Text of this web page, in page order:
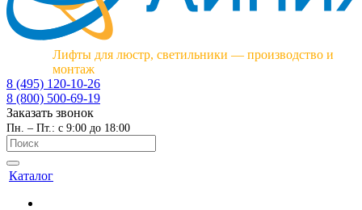
Лифты для люстр, светильники — производство и
монтаж
8 (495) 120-10-26
8 (800) 500-69-19
Заказать звонок
Пн. – Пт.: с 9:00 до 18:00
Каталог